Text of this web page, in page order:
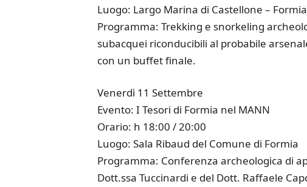
Luogo: Largo Marina di Castellone – Formia
Programma: Trekking e snorkeling
subacquei riconducibili al probabile
con un buffet finale.
Venerdì 11 Settembre
Evento: I Tesori di Formia nel MANN
Orario: h 18:00 / 20:00
Luogo: Sala Ribaud del Comune di Formia
Programma: Conferenza archeologica di
Dott.ssa Tuccinardi e del Dott. Raffaele